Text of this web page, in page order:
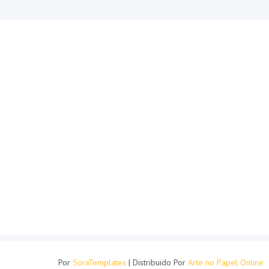
Por SoraTemplates | Distribuido Por Arte no Papel Online